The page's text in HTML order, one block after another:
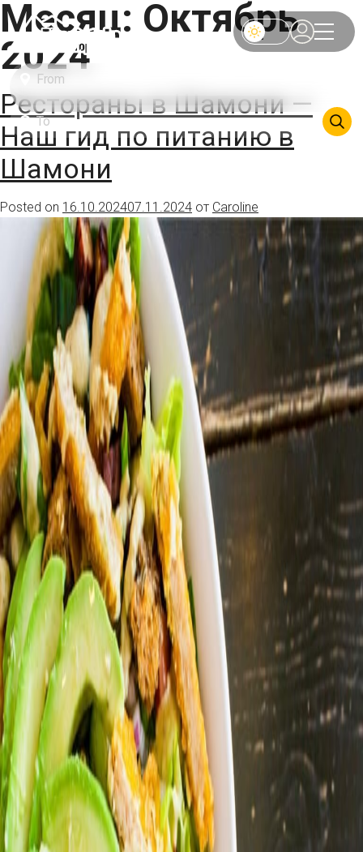
Месяц: Октябрь
2024
Рестораны в Шамони —
Наш гид по питанию в
Шамони
Posted on 16.10.202407.11.2024 от Caroline